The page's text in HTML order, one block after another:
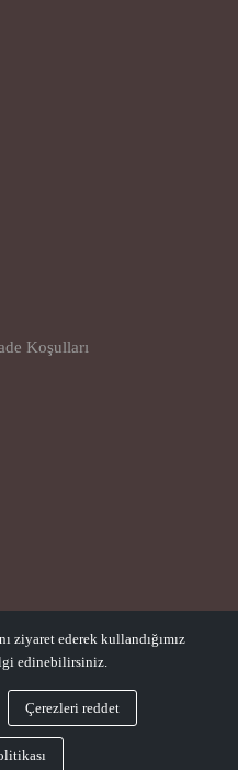
Koşulları
ziyaret ederek kullandığımız
edinebilirsiniz.
Çerezleri reddet